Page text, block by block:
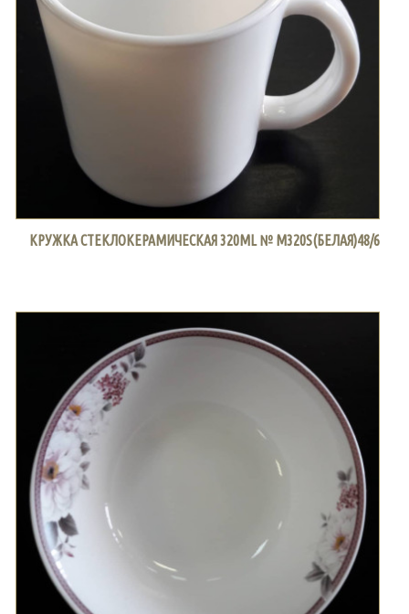
КРУЖКА СТЕКЛОКЕРАМИЧЕСКАЯ 320ML № M320S(БЕЛАЯ)48/6